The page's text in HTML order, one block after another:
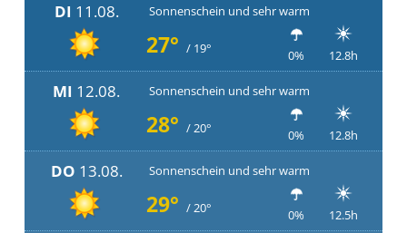
DI 11.08. Sonnenschein und sehr warm
27° / 19° 0% 12.8h
MI 12.08. Sonnenschein und sehr warm
28° / 20° 0% 12.8h
DO 13.08. Sonnenschein und sehr warm
29° / 20° 0% 12.5h